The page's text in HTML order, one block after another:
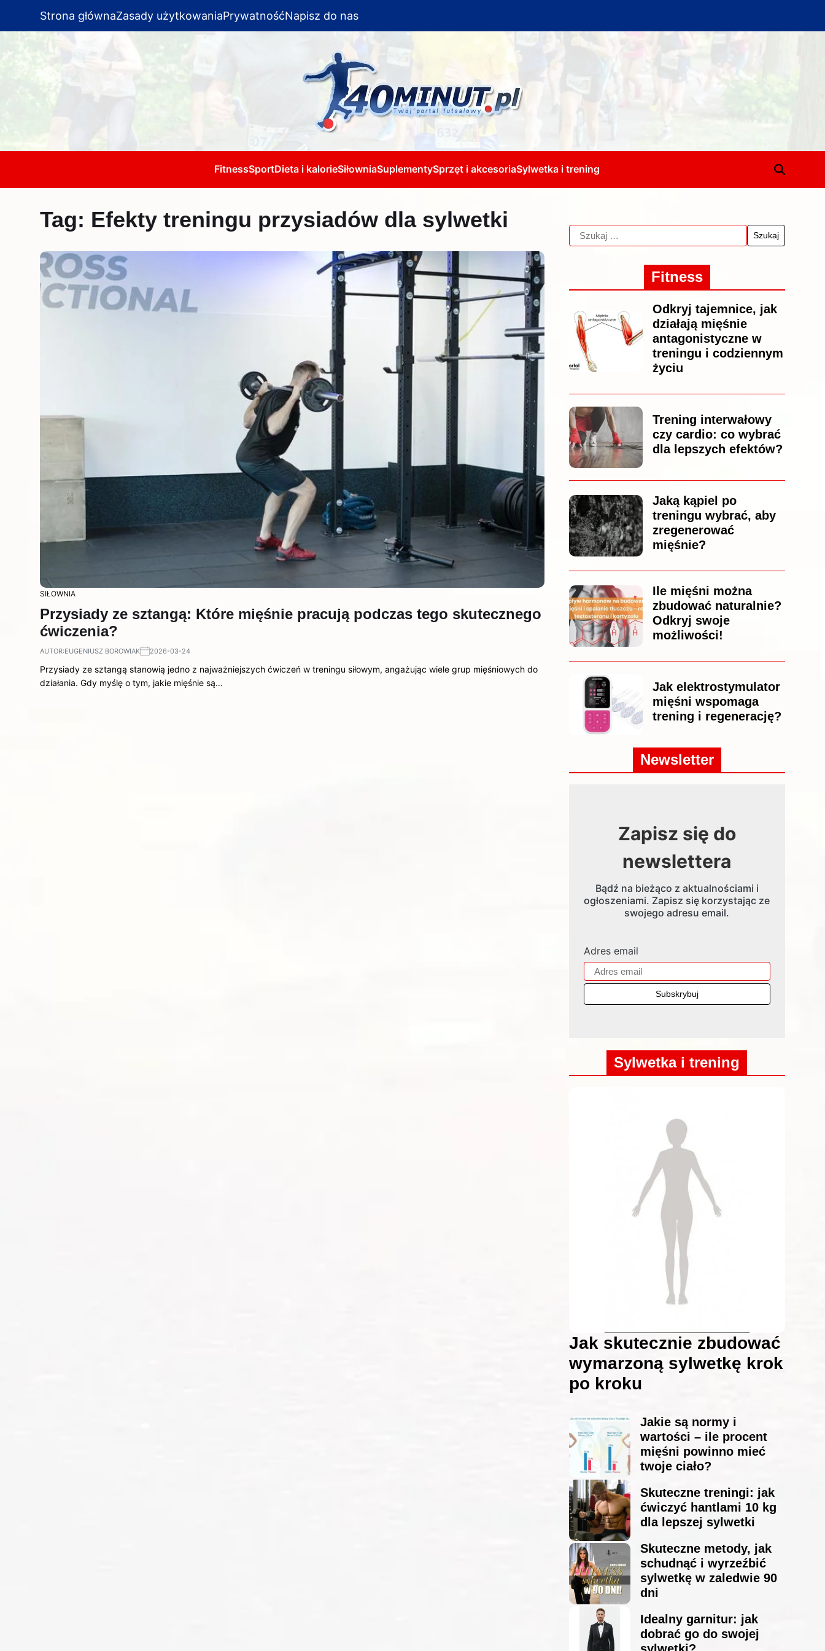
Strona głównaZasady użytkowaniaPrywatnośćNapisz do nas
FitnessSportDieta i kalorieSiłowniaSuplementySprzęt i akcesoriaSylwetka i trening
Tag: Efekty treningu przysiadów dla sylwetki
SIŁOWNIA
Przysiady ze sztangą: Które mięśnie pracują podczas tego skutecznego
ćwiczenia?
AUTOR:EUGENIUSZ BOROWIAK 2026-03-24
Przysiady ze sztangą stanowią jedno z najważniejszych ćwiczeń w treningu siłowym, angażując wiele grup mięśniowych do
działania. Gdy myślę o tym, jakie mięśnie są…
Fitness
Odkryj tajemnice, jak
działają mięśnie
antagonistyczne w
treningu i codziennym
życiu
Trening interwałowy
czy cardio: co wybrać
dla lepszych efektów?
Jaką kąpiel po
treningu wybrać, aby
zregenerować
mięśnie?
Ile mięśni można
zbudować naturalnie?
Odkryj swoje
możliwości!
Jak elektrostymulator
mięśni wspomaga
trening i regenerację?
Newsletter
Zapisz się do
newslettera
Bądź na bieżąco z aktualnościami i
ogłoszeniami. Zapisz się korzystając ze
swojego adresu email.
Adres email
Sylwetka i trening
Jak skutecznie zbudować
wymarzoną sylwetkę krok
po kroku
Jakie są normy i
wartości – ile procent
mięśni powinno mieć
twoje ciało?
Skuteczne treningi: jak
ćwiczyć hantlami 10 kg
dla lepszej sylwetki
Skuteczne metody, jak
schudnąć i wyrzeźbić
sylwetkę w zaledwie 90
dni
Idealny garnitur: jak
dobrać go do swojej